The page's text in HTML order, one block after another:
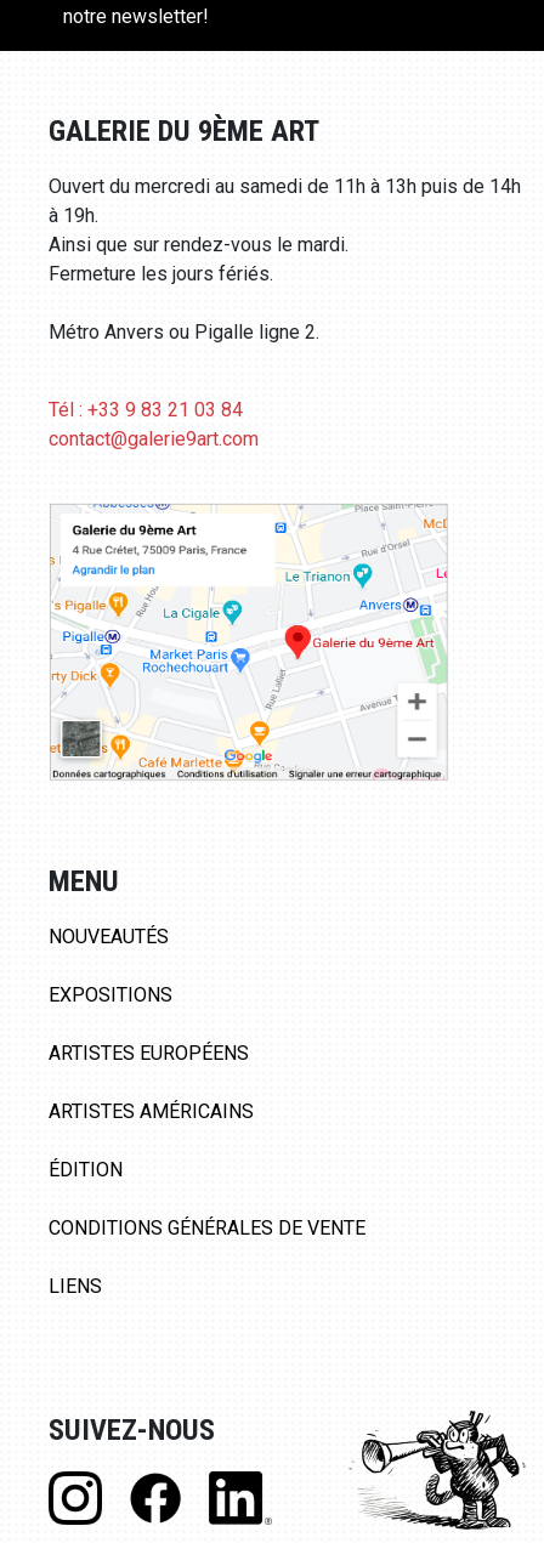
notre newsletter!
GALERIE DU 9ÈME ART
Ouvert du mercredi au samedi de 11h à 13h puis de 14h
à 19h.
Ainsi que sur rendez-vous le mardi.
Fermeture les jours fériés.
Métro Anvers ou Pigalle ligne 2.
Tél : +33 9 83 21 03 84
contact@galerie9art.com
MENU
NOUVEAUTÉS
EXPOSITIONS
ARTISTES EUROPÉENS
ARTISTES AMÉRICAINS
ÉDITION
CONDITIONS GÉNÉRALES DE VENTE
LIENS
SUIVEZ-NOUS